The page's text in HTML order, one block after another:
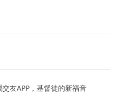
友APP，基督徒的新福音